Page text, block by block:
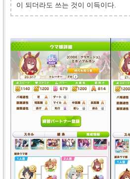
이 되더라도 쓰는 것이 이득이다.